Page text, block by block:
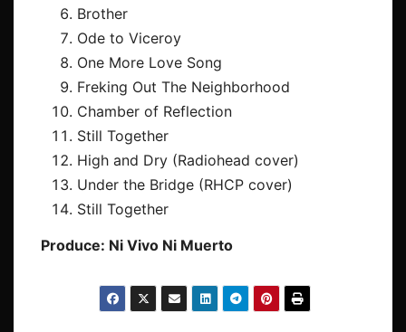
Brother
Ode to Viceroy
One More Love Song
Freking Out The Neighborhood
Chamber of Reflection
Still Together
High and Dry (Radiohead cover)
Under the Bridge (RHCP cover)
Still Together
Produce: Ni Vivo Ni Muerto